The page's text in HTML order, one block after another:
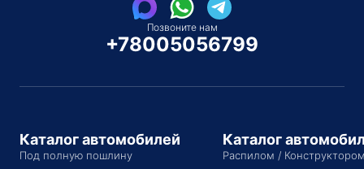
Позвоните нам
+78005056799
Каталог автомобилей
Под полную пошлину
Каталог
Распилом /